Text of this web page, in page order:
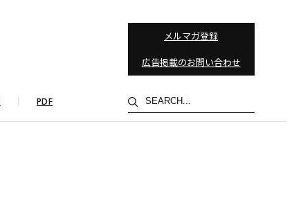
メルマガ登録
広告掲載のお問い合わせ
PDF
検
索